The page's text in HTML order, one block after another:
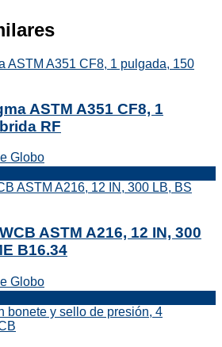
ASTM A351 CF8, 1
RF
Globo
ASTM A216, 12 IN, 300
B16.34
Globo